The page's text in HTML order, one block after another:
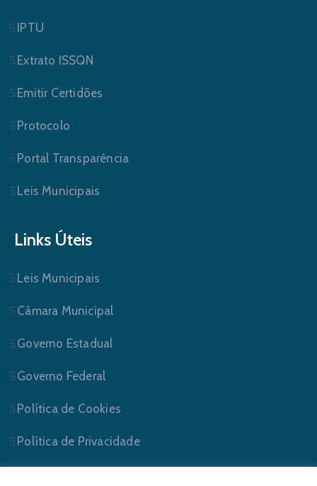
IPTU
Extrato ISSQN
Emitir Certidões
Protocolo
Portal Transparência
Leis Municipais
Links Úteis
Leis Municipais
Câmara Municipal
Governo Estadual
Governo Federal
Política de Cookies
Política de Privacidade